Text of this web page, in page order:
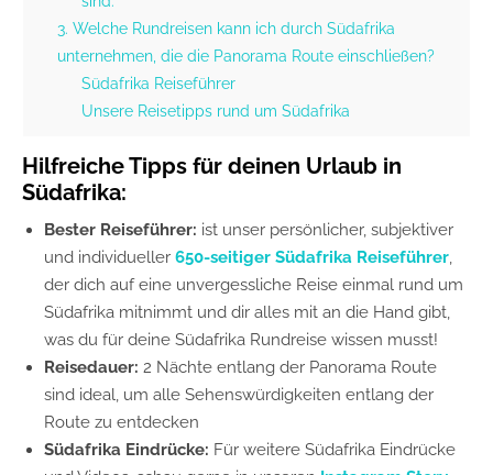
3. Welche Rundreisen kann ich durch Südafrika
unternehmen, die die Panorama Route einschließen?
Südafrika Reiseführer
Unsere Reisetipps rund um Südafrika
Hilfreiche Tipps für deinen Urlaub in
Südafrika:
Bester Reiseführer: ist unser persönlicher, subjektiver
und individueller 650-seitiger Südafrika Reiseführer,
der dich auf eine unvergessliche Reise einmal rund um
Südafrika mitnimmt und dir alles mit an die Hand gibt,
was du für deine Südafrika Rundreise wissen musst!
Reisedauer: 2 Nächte entlang der Panorama Route
sind ideal, um alle Sehenswürdigkeiten entlang der
Route zu entdecken
Südafrika Eindrücke: Für weitere Südafrika Eindrücke